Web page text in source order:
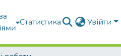
Статистика Увійти